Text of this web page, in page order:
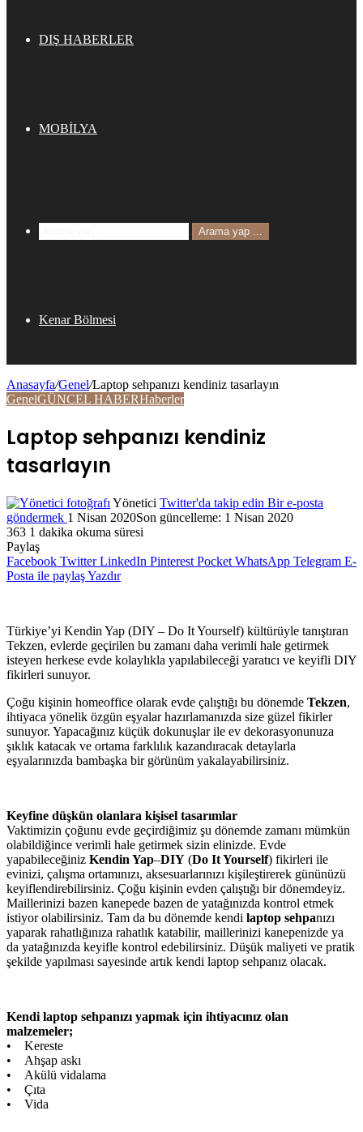
DIŞ HABERLER
MOBİLYA
Arama yap ...
Kenar Bölmesi
Anasayfa/Genel/Laptop sehpanızı kendiniz tasarlayın
GenelGÜNCEL HABERHaberler
Laptop sehpanızı kendiniz
tasarlayın
Yönetici Twitter'da takip edin Bir e-posta
göndermek 1 Nisan 2020Son güncelleme: 1 Nisan 2020
363 1 dakika okuma süresi
Paylaş
Facebook Twitter LinkedIn Pinterest Pocket WhatsApp Telegram E-
Posta ile paylaşYazdır
Türkiye’yi Kendin Yap (DIY – Do It Yourself) kültürüyle tanıştıran
Tekzen, evlerde geçirilen bu zamanı daha verimli hale getirmek
isteyen herkese evde kolaylıkla yapılabileceği yaratıcı ve keyifli DIY
fikirleri sunuyor.
Çoğu kişinin homeoffice olarak evde çalıştığı bu dönemde Tekzen,
ihtiyaca yönelik özgün eşyalar hazırlamanızda size güzel fikirler
sunuyor. Yapacağınız küçük dokunuşlar ile ev dekorasyonunuza
şıklık katacak ve ortama farklılık kazandıracak detaylarla
eşyalarınızda bambaşka bir görünüm yakalayabilirsiniz.
Keyfine düşkün olanlara kişisel tasarımlar
Vaktimizin çoğunu evde geçirdiğimiz şu dönemde zamanı mümkün
olabildiğince verimli hale getirmek sizin elinizde. Evde
yapabileceğiniz Kendin Yap–DIY (Do It Yourself) fikirleri ile
evinizi, çalışma ortamınızı, aksesuarlarınızı kişileştirerek gününüzü
keyiflendirebilirsiniz. Çoğu kişinin evden çalıştığı bir dönemdeyiz.
Maillerinizi bazen kanepede bazen de yatağınızda kontrol etmek
istiyor olabilirsiniz. Tam da bu dönemde kendi laptop sehpanızı
yaparak rahatlığınıza rahatlık katabilir, maillerinizi kanepenizde ya
da yatağınızda keyifle kontrol edebilirsiniz. Düşük maliyeti ve pratik
şekilde yapılması sayesinde artık kendi laptop sehpanız olacak.
Kendi laptop sehpanızı yapmak için ihtiyacınız olan
malzemeler;
• Kereste
• Ahşap askı
• Akülü vidalama
• Çıta
• Vida